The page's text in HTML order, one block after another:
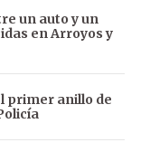
un auto y un
en Arroyos y
primer anillo de